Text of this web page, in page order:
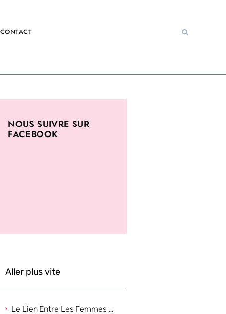
CONTACT
NOUS SUIVRE SUR
FACEBOOK
Aller plus vite
Le Lien Entre Les Femmes Modernes et La Box Quejadore